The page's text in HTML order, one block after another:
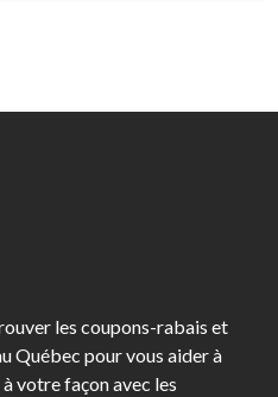
les coupons-rabais et
Québec pour vous aider à
votre façon avec les